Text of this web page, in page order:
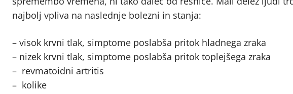
najbolj vpliva na naslednje bolezni in stanja:
– visok krvni tlak, simptome poslabša pritok hladnega zraka
– nizek krvni tlak, simptome poslabša pritok toplejšega zraka
– revmatoidni artritis
– kolike